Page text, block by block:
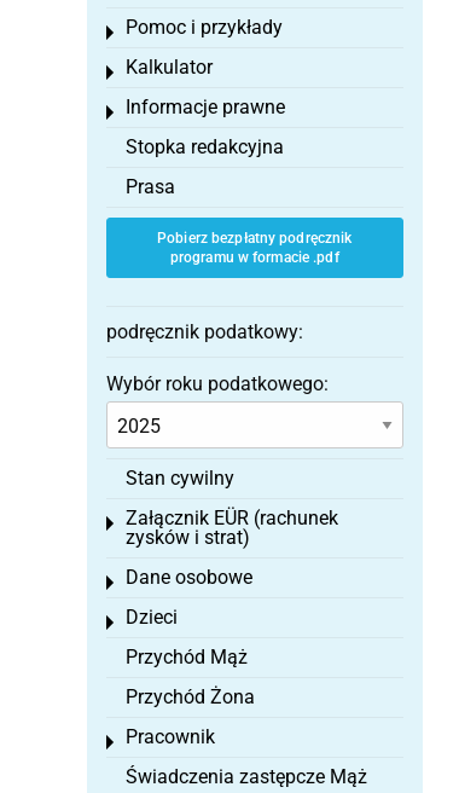
Pomoc i przykłady
Toggle menu
Kalkulator
Toggle menu
Informacje prawne
Toggle menu
Stopka redakcyjna
Prasa
Pobierz bezpłatny podręcznik
programu w formacie .pdf
podręcznik podatkowy:
Wybór roku podatkowego:
Stan cywilny
Załącznik EÜR (rachunek
zysków i strat)
Toggle menu
Dane osobowe
Toggle menu
Dzieci
Toggle menu
Przychód Mąż
Przychód Żona
Pracownik
Toggle menu
Świadczenia zastępcze Mąż